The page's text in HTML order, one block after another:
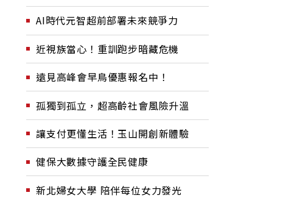
AI時代元智超前部署未來競爭力
近視族當心！重訓跑步暗藏危機
遠見高峰會早鳥優惠報名中！
孤獨到孤立，超高齡社會風險升溫
讓支付更懂生活！玉山開創新體驗
健保大數據守護全民健康
新北婦女大學 陪伴每位女力發光